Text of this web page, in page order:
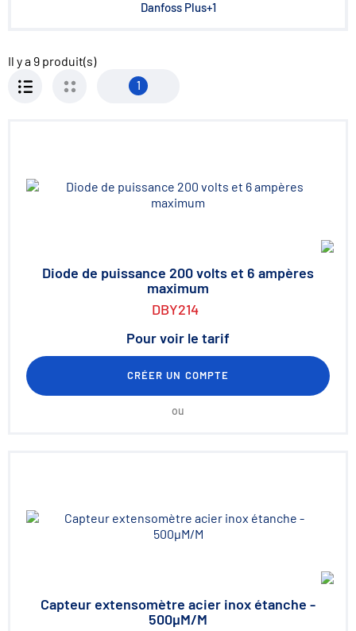
Danfoss Plus+1
Il y a 9 produit(s)
1
Diode de puissance 200 volts et 6 ampères
maximum
DBY214
Pour voir le tarif
CRÉER UN COMPTE
ou
Capteur extensomètre acier inox étanche -
500µM/M